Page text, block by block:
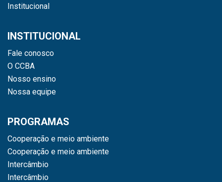
Institucional
INSTITUCIONAL
Fale conosco
O CCBA
Nosso ensino
Nossa equipe
PROGRAMAS
Cooperação e meio ambiente
Cooperação e meio ambiente
Intercâmbio
Intercâmbio